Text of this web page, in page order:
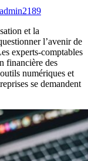
admin2189
et la
l’avenir de
experts-comptables
financière des
numériques et
se demandent